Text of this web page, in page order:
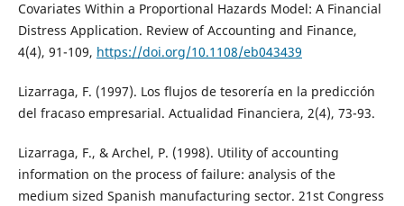
Covariates Within a Proportional Hazards Model: A Financial
Distress Application. Review of Accounting and Finance,
4(4), 91-109, https://doi.org/10.1108/eb043439
Lizarraga, F. (1997). Los flujos de tesorería en la predicción
del fracaso empresarial. Actualidad Financiera, 2(4), 73-93.
Lizarraga, F., & Archel, P. (1998). Utility of accounting
information on the process of failure: analysis of the
medium sized Spanish manufacturing sector. 21st Congress